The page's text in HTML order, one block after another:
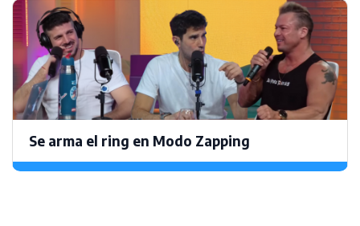
Se arma el ring en Modo Zapping